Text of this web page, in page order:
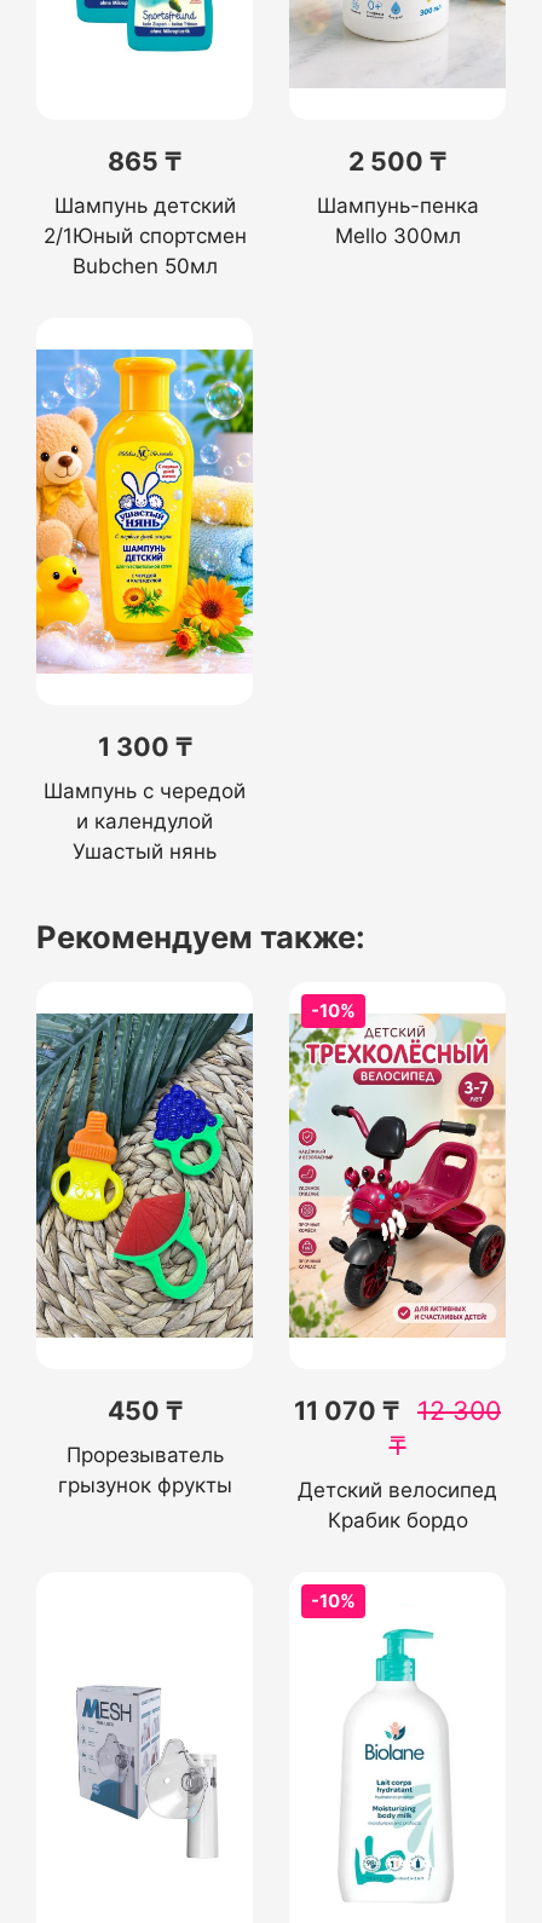
865 ₸
Шампунь детский
2/1Юный спортсмен
Bubchen 50мл
2 500 ₸
Шампунь-пенка
Mello 300мл
1 300 ₸
Шампунь с чередой
и календулой
Ушастый нянь
Рекомендуем также:
450 ₸
Прорезыватель
грызунок фрукты
-10%
11 070 ₸ 12 300
₸
Детский велосипед
Крабик бордо
-10%